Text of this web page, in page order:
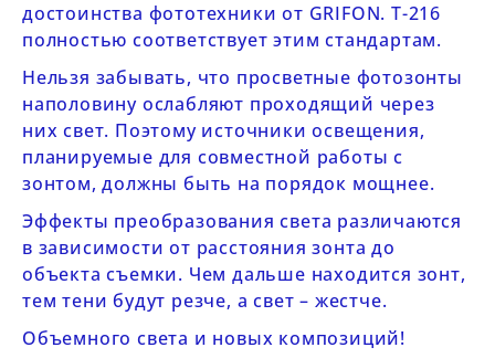
достоинства фототехники от GRIFON.T-216
полностью соответствует этим стандартам.
Нельзя забывать, что просветные фотозонты
наполовину ослабляют проходящий через
них свет. Поэтому источники освещения,
планируемые для совместной работы с
зонтом, должны быть на порядок мощнее.
Эффекты преобразования света различаются
в зависимости от расстояния зонта до
объекта съемки. Чем дальше находится зонт,
тем тени будут резче, а свет – жестче.
Объемного света и новых композиций!